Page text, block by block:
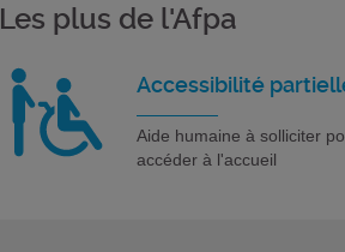
Les plus de l'Afpa
Accessibilité
Aide humaine à solliciter
accéder à l'accueil